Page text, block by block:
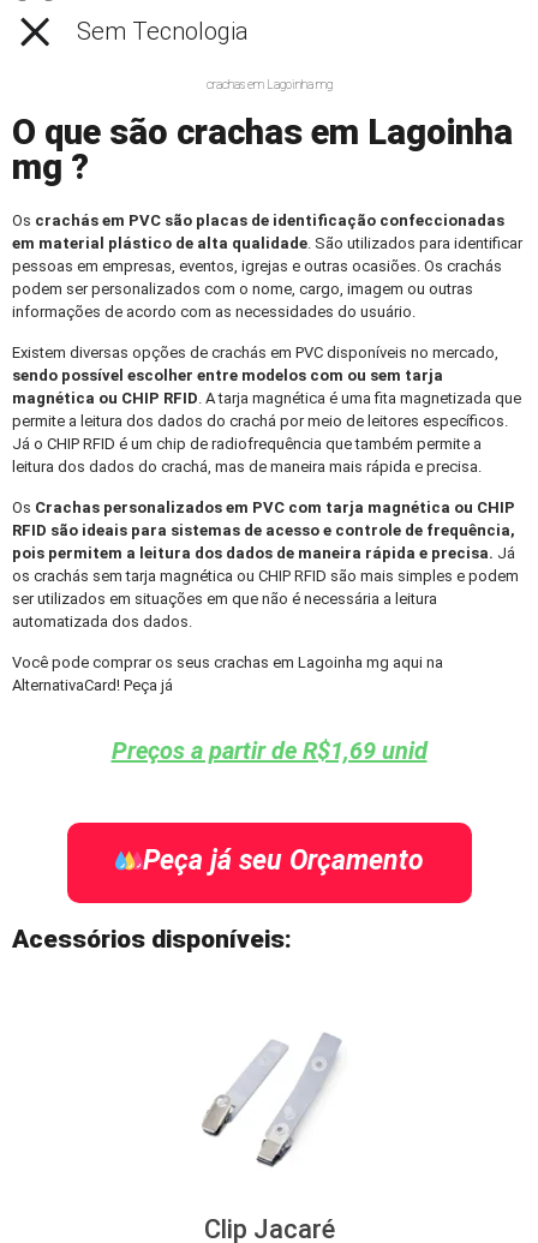
Sem Tecnologia
crachas em Lagoinha mg
O que são crachas em Lagoinha
mg ?
Os crachás em PVC são placas de identificação confeccionadas
em material plástico de alta qualidade. São utilizados para identificar
pessoas em empresas, eventos, igrejas e outras ocasiões. Os crachás
podem ser personalizados com o nome, cargo, imagem ou outras
informações de acordo com as necessidades do usuário.
Existem diversas opções de crachás em PVC disponíveis no mercado,
sendo possível escolher entre modelos com ou sem tarja
magnética ou CHIP RFID. A tarja magnética é uma fita magnetizada que
permite a leitura dos dados do crachá por meio de leitores específicos.
Já o CHIP RFID é um chip de radiofrequência que também permite a
leitura dos dados do crachá, mas de maneira mais rápida e precisa.
Os Crachas personalizados em PVC com tarja magnética ou CHIP
RFID são ideais para sistemas de acesso e controle de frequência,
pois permitem a leitura dos dados de maneira rápida e precisa. Já
os crachás sem tarja magnética ou CHIP RFID são mais simples e podem
ser utilizados em situações em que não é necessária a leitura
automatizada dos dados.
Você pode comprar os seus crachas em Lagoinha mg aqui na
AlternativaCard! Peça já
Preços a partir de R$1,69 unid
Peça já seu Orçamento
Acessórios disponíveis:
Clip Jacaré